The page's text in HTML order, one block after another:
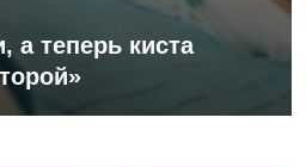
а теперь киста